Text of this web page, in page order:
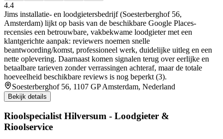
4.4
Jims installatie- en loodgietersbedrijf (Soesterberghof 56,
Amsterdam) lijkt op basis van de beschikbare Google Places-
recensies een betrouwbare, vakbekwame loodgieter met een
klantgerichte aanpak: reviewers noemen snelle
beantwoording/komst, professioneel werk, duidelijke uitleg en een
nette oplevering. Daarnaast komen signalen terug over eerlijke en
betaalbare tarieven zonder verrassingen achteraf, maar de totale
hoeveelheid beschikbare reviews is nog beperkt (3).
Soesterberghof 56, 1107 GP Amsterdam, Nederland
Bekijk details
Rioolspecialist Hilversum - Loodgieter &
Rioolservice